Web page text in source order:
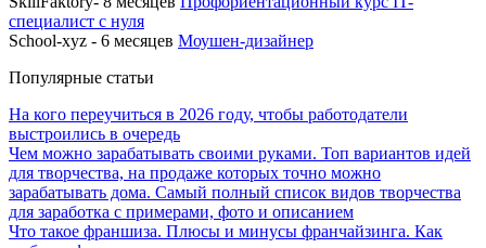
специалист с нуля
School-xyz - 6 месяцев Моушен-дизайнер
Популярные статьи
На кого переучиться в 2026 году, чтобы работодатели
выстроились в очередь
Чем можно зарабатывать своими руками. Топ вариантов идей
для творчества, на продаже которых точно можно
зарабатывать дома. Самый полный список видов творчества
для заработка с примерами, фото и описанием
Что такое франшиза. Плюсы и минусы франчайзинга. Как